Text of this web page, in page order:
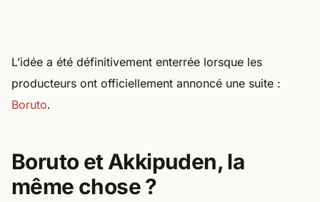
L’idée a été définitivement enterrée lorsque les
producteurs ont officiellement annoncé une suite :
Boruto.
Boruto et Akkipuden, la
même chose ?